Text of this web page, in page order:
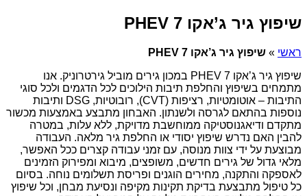
שיפוץ גיר ג’אקו 7 PHEV
ראשי » שיפוץ גיר ג’אקו 7 PHEV
שיפוץ גיר ג’אקו 7 PHEV במכון גירים מוביל גירטרוניק. אנו
מתמחים בשיפוץ והחלפת תיבות הילוכים לכל הדגמים ולכל סוגי
התיבות – אוטומטיות, רציפות (CVT), רובוטיות, DSG ותיבות
נוספות בהתאם לגרסה ולשנתון. האבחון מתבצע באמצעות מכשור
מתקדם ודיאגנוסטיקה ממוחשבת מדויקת, ללא עלות, במטרה
להבין האם נדרש שיפוץ יסודי או החלפת גיר מלאה. העבודה
מבוצעת על ידי צוות מנוסה, עם זמני עבודה קצרים ככל האפשר,
מלאי גדול של גירים חדשים, משופצים, מיבוא ומפירוק הזמינים
לאספקה והתקנה, מחירים הוגנים ופריסת תשלומים נוחה. בסיום
כל טיפול מתבצעת בדיקת תקינות מקיפה ונסיעת מבחן, וכל שיפוץ